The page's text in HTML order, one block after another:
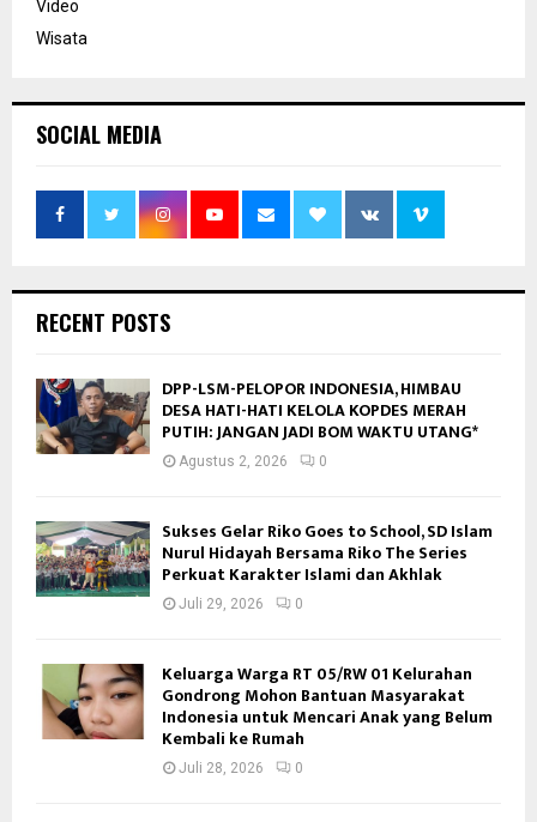
Video
Wisata
SOCIAL MEDIA
RECENT POSTS
DPP-LSM-PELOPOR INDONESIA, HIMBAU
DESA HATI-HATI KELOLA KOPDES MERAH
PUTIH: JANGAN JADI BOM WAKTU UTANG*
Agustus 2, 2026 0
Sukses Gelar Riko Goes to School, SD Islam
Nurul Hidayah Bersama Riko The Series
Perkuat Karakter Islami dan Akhlak
Juli 29, 2026 0
Keluarga Warga RT 05/RW 01 Kelurahan
Gondrong Mohon Bantuan Masyarakat
Indonesia untuk Mencari Anak yang Belum
Kembali ke Rumah
Juli 28, 2026 0